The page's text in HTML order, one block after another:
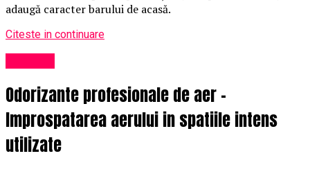
adaugă caracter barului de acasă.
Citeste in continuare
Odorizante profesionale de aer –
Improspatarea aerului in spatiile intens
utilizate